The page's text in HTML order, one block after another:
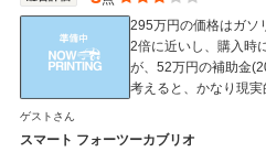
295万円の価格はガソ
2倍に近いし、購入時
が、52万円の補助金
考えると、かなり現
で、これに加入すると
ゲストさん
スマート フォーツーカブリオ